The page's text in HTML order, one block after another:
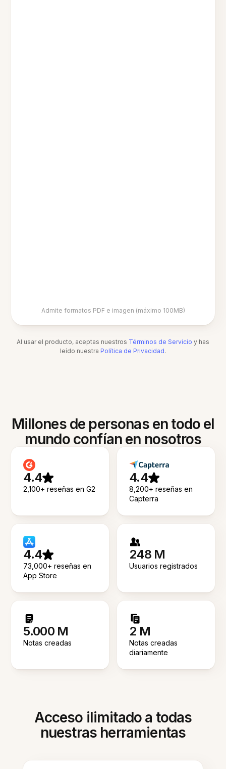
Admite formatos PDF e imagen (máximo 100MB)
Al usar el producto, aceptas nuestros Términos de Servicio y has
leído nuestra Política de Privacidad.
Millones de personas en todo el
mundo confían en nosotros
4.4
2,100+ reseñas en G2
4.4
8,200+ reseñas en
Capterra
4.4
73,000+ reseñas en
App Store
248 M
Usuarios registrados
5.000 M
Notas creadas
2 M
Notas creadas
diariamente
Acceso ilimitado a todas
nuestras herramientas